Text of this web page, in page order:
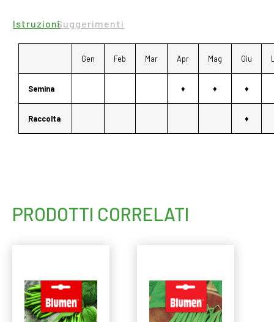
IstruzioniSuggerimenti
Gen Feb Mar Apr Mag Giu
Semina ♦ ♦ ♦
Raccolta ♦
PRODOTTI CORRELATI